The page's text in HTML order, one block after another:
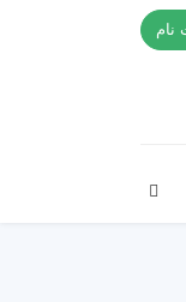
نام